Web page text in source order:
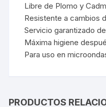
Libre de Plomo y
Resistente a cambios
Servicio garantizado
Máxima higiene
Para uso en
PRODUCTOS